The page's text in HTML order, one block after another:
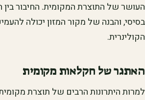
העושר של התוצרת המקומית. החיבור בין
בסיסי, והבנה של מקור המזון יכולה
הקולינרית.
האתגר של חקלאות מקומית
למרות היתרונות הרבים של תוצרת